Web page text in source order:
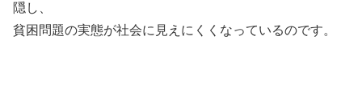
隠し、
貧困問題の実態が社会に見えにくくなっているのです。